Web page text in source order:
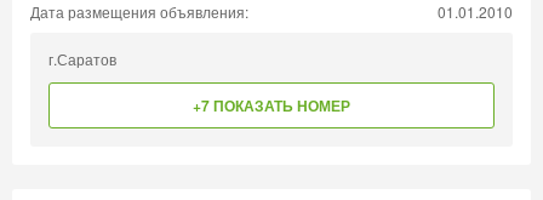
Дата размещения объявления: 01.01.2010
г.Саратов
+7 ПОКАЗАТЬ НОМЕР